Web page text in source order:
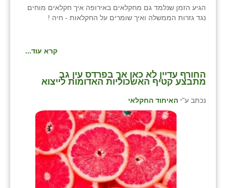
הגיע הזמן שנלמד גם מחקלאים באירופה איך חקלאים מוחים
נגד גזרות הממשלה ואיך שומרים על החקלאות - חיה !
קרא עוד...
החורף עדיין לא כאן אך בפרדס עין גב
מתבצע קטיף האשכוליות האדומות לייצוא
נכתב ע"י האיחוד החקלאי